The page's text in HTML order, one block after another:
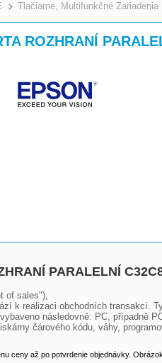
>
Tlačiarne, Multifunkčné Zariadenia
ROZHRANÍ
PARALELNÍ
of sales"),
k realizaci obchodních transakcí.
následovně: PC, případně
čárového kódu, váhy,
ceny až po potvrdenie objednávky.